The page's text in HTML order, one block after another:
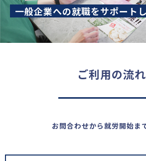
一般企業への就職をサポート
ご利用の流れ
お問合わせから就労開始ま